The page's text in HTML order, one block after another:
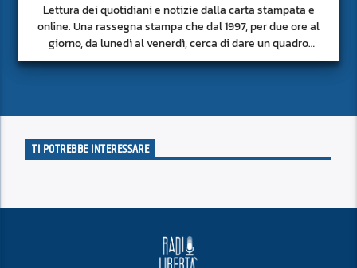
Lettura dei quotidiani e notizie dalla carta stampata e
online. Una rassegna stampa che dal 1997, per due ore al
giorno, da lunedì al venerdì, cerca di dare un quadro
approfondito delle notizie del giorno, senza fermarsi alla
TI POTREBBE INTERESSARE